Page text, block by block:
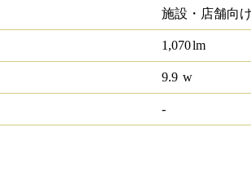
施設・店舗向
1,070lm
9.9 w
-